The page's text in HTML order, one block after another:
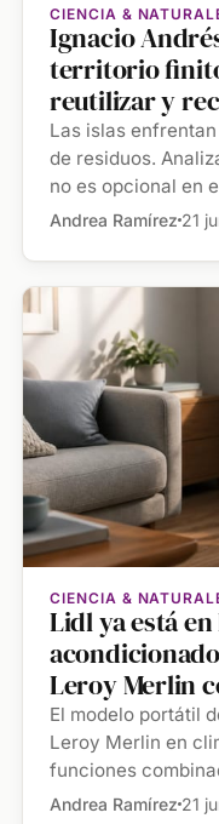
CIENCIA &
Ignacio
territorio
reutilizar y
Las islas
de residuos.
no es opcional en
Andrea Ramírez 21
CIENCIA &
Lidl ya está
Leroy Merlin
El modelo portátil
Leroy Merlin en
funciones
Andrea Ramírez 21